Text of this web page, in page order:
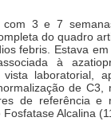
com 3 e 7
do quadro
febris. Estava
à
laboratorial,
de C3,
de referência e
Alcalina